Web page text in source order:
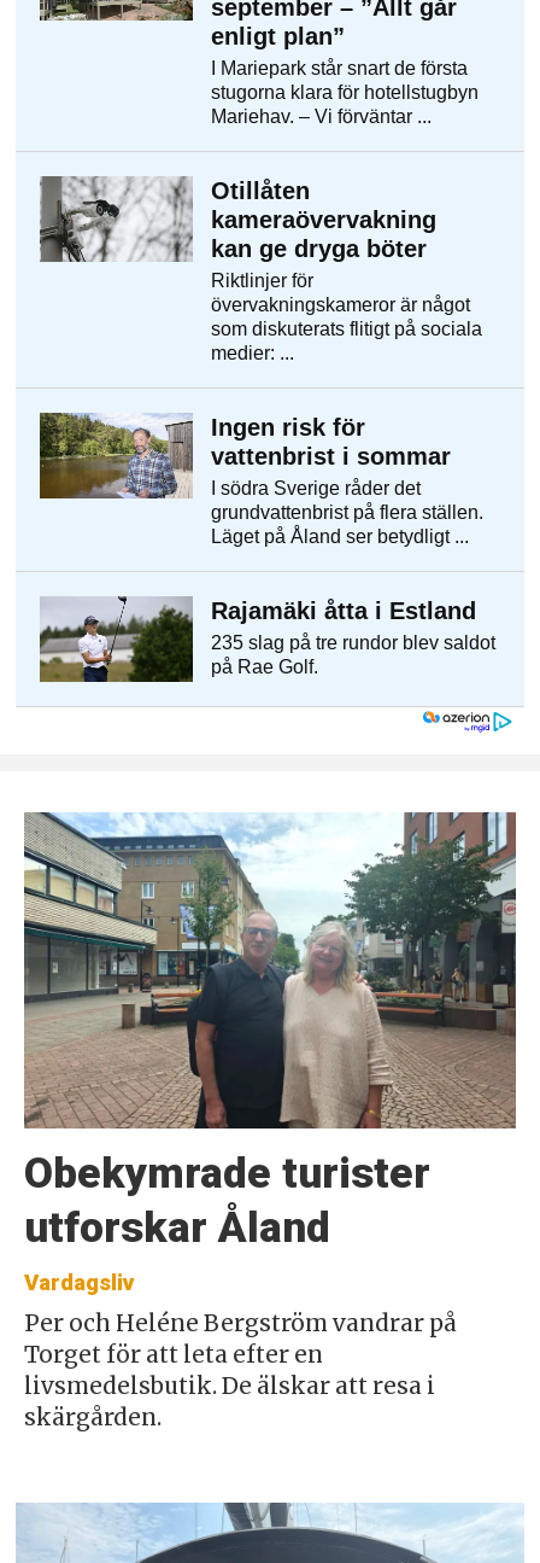
Obekymrade turister
utforskar Åland
Vardagsliv
Per och Heléne Bergström vandrar på
Torget för att leta efter en
livsmedelsbutik. De älskar att resa i
skärgården.